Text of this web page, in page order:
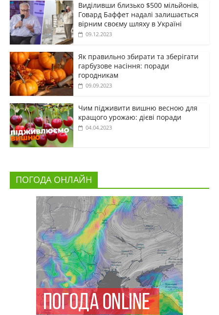
Виділивши близько $500 мільйонів,
Говард Баффет надалі залишається
вірним своєму шляху в Україні
09.12.2023
Як правильно збирати та зберігати
гарбузове насіння: поради
городникам
09.09.2023
Чим підживити вишню весною для
кращого урожаю: дієві поради
04.04.2023
ПОГОДА ОНЛАЙН